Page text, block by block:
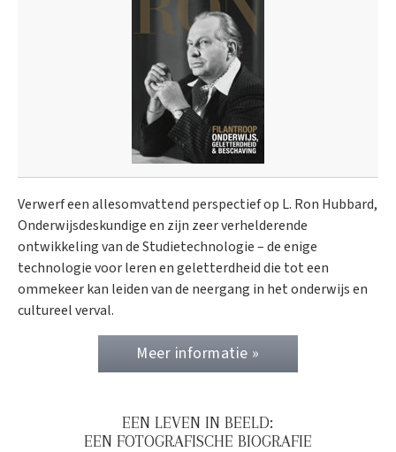
Verwerf een allesomvattend perspectief op L. Ron Hubbard,
Onderwijs­deskundige en zijn zeer verhelderende
ontwikkeling van de Studietechnologie – de enige
technologie voor leren en geletterdheid die tot een
ommekeer kan leiden van de neergang in het onderwijs en
cultureel verval.
Meer informatie »
EEN LEVEN IN BEELD:
EEN FOTOGRAFISCHE BIOGRAFIE